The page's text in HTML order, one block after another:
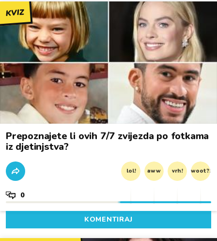
KVIZ
Prepoznajete li ovih 7/7 zvijezda po fotkama
iz djetinjstva?
lol! aww vrh! woot?!
0
KOMENTIRAJ